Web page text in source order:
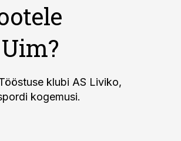
klubi AS Liviko,
kogemusi.